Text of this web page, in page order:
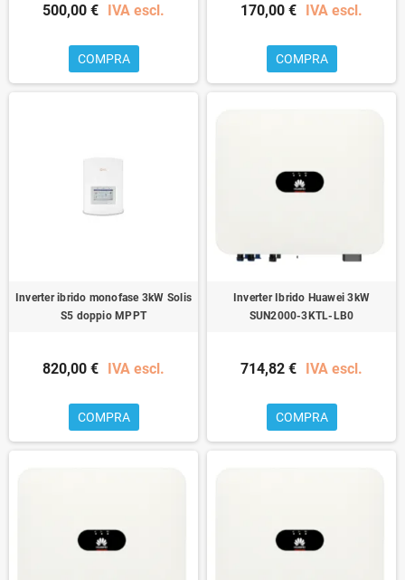
500,00 € IVA escl.
COMPRA
170,00 € IVA escl.
COMPRA
Inverter ibrido monofase 3kW Solis
S5 doppio MPPT
820,00 € IVA escl.
COMPRA
Inverter Ibrido Huawei 3kW
SUN2000-3KTL-LB0
714,82 € IVA escl.
COMPRA